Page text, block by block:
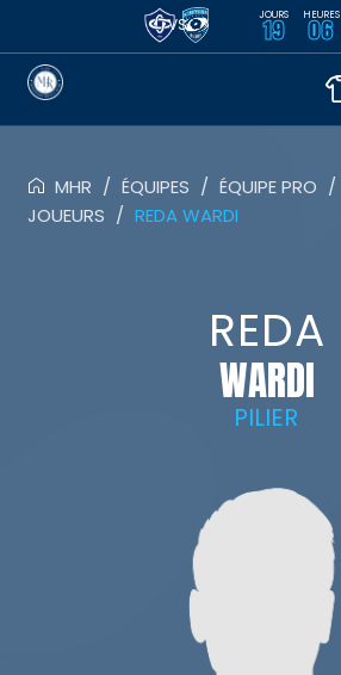
VS JOURS
19 HEURES
06
MHR / ÉQUIPES / ÉQUIPE PRO /
JOUEURS / REDA WARDI
REDA
WARDI
PILIER